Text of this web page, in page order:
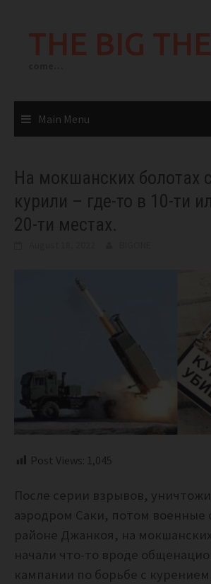
THE BIG
Main Menu
На мокшанских болотах
курили – где-то в 10-ти
20-ти местах.
Post Views: 1,045
После серии взрывов,
аэродром Саки, потом военные
районе Джанкоя, на
начали что-то вроде
кампании по борьбе с